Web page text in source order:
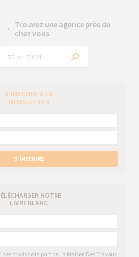
Trouvez une agence près de
chez vous
S’INSCRIRE À LA
NEWSLETTER
S’INSCRIRE
NOTRE
LIVRE BLANC
des mails de la part de La Maison Des Travaux